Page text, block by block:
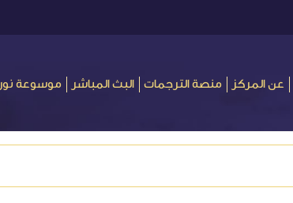
عن المركز منصة الترجمات البث المباشر موسوعة نور